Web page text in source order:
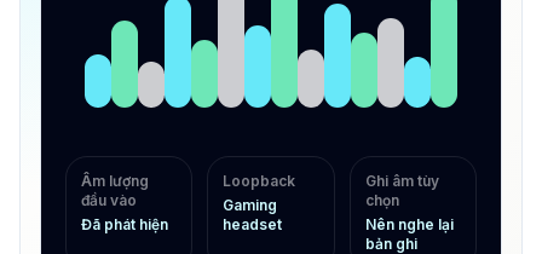
Âm lượng
đầu vào
Đã phát hiện
Loopback
Gaming
headset
Ghi âm tùy
chọn
Nên nghe lại
bản ghi